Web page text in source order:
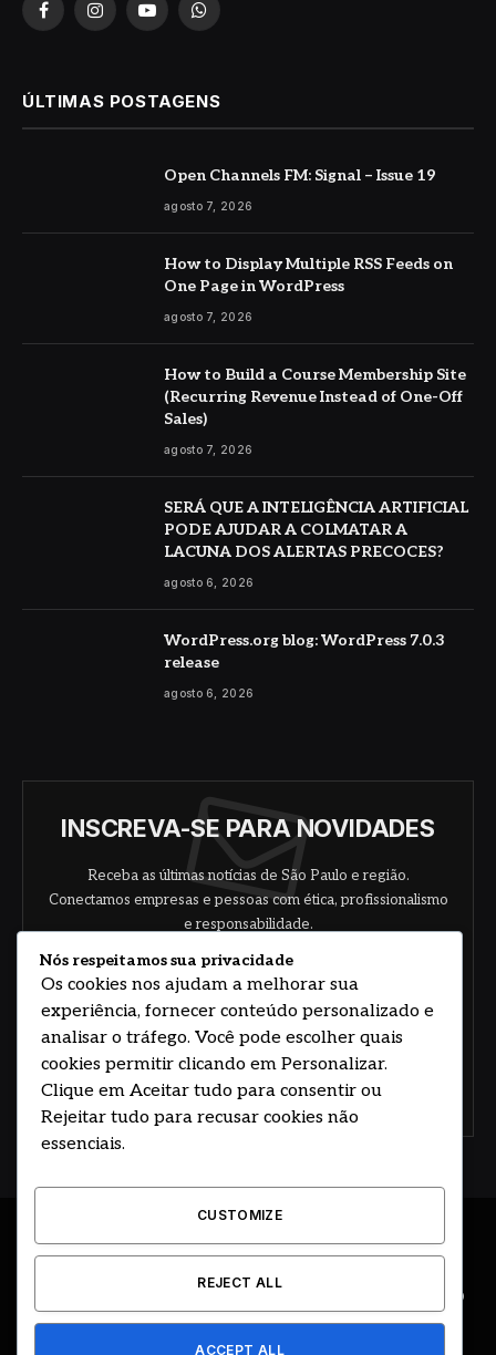
FacebookInstagramYouTubeWhatsApp
ÚLTIMAS POSTAGENS
Open Channels FM: Signal – Issue 19
agosto 7, 2026
How to Display Multiple RSS Feeds on
One Page in WordPress
agosto 7, 2026
How to Build a Course Membership Site
(Recurring Revenue Instead of One-Off
Sales)
agosto 7, 2026
SERÁ QUE A INTELIGÊNCIA ARTIFICIAL
PODE AJUDAR A COLMATAR A
LACUNA DOS ALERTAS PRECOCES?
agosto 6, 2026
WordPress.org blog: WordPress 7.0.3
release
agosto 6, 2026
INSCREVA-SE PARA NOVIDADES
Receba as últimas notícias de São Paulo e região.
Conectamos empresas e pessoas com ética, profissionalismo
e responsabilidade.
Concorde com nossos termos e acordo de política
© 2026 DESENVOLVIDO POR HOSTING PRIME BRASIL
CIDADE E REGIÃO
COLUNAS
EDITORIAL EVENTOS
GOVERNO
Nós respeitamos sua privacidade
Os cookies nos ajudam a melhorar sua
experiência, fornecer conteúdo personalizado e
analisar o tráfego. Você pode escolher quais
cookies permitir clicando em Personalizar.
Clique em Aceitar tudo para consentir ou
Rejeitar tudo para recusar cookies não
essenciais.
CUSTOMIZE
REJECT ALL
ACCEPT ALL